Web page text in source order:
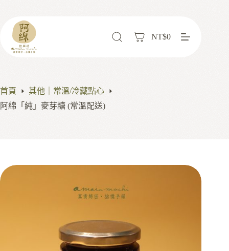
NT$0
首頁
其他｜常溫/冷藏點心
阿綿「純」麥芽糖 (常溫配送)